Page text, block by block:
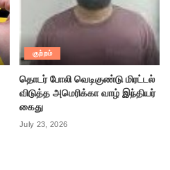
குற்றம்
தொடர் போலி வெடிகுண்டு மிரட்டல்
விடுத்த அமெரிக்கா வாழ் இந்தியர்
கைது
July 23, 2026